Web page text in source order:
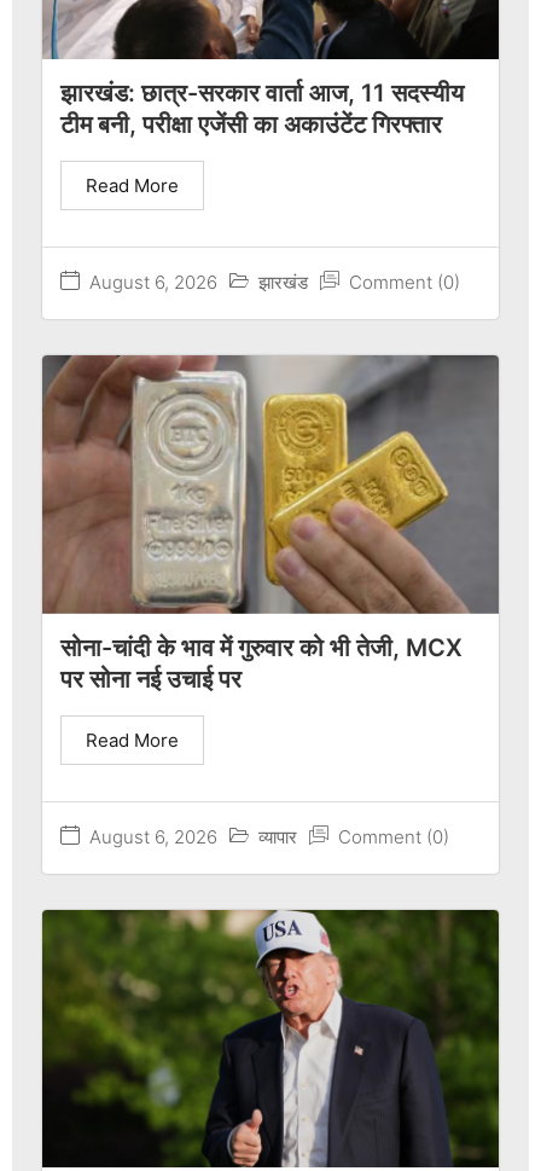
झारखंड: छात्र-सरकार वार्ता आज, 11 सदस्यीय
टीम बनी, परीक्षा एजेंसी का अकाउंटेंट गिरफ्तार
August 6, 2026 झारखंड Comment (0)
Read More
सोना-चांदी के भाव में गुरुवार को भी तेजी, MCX
पर सोना नई उचाई पर
August 6, 2026 व्यापार Comment (0)
Read More